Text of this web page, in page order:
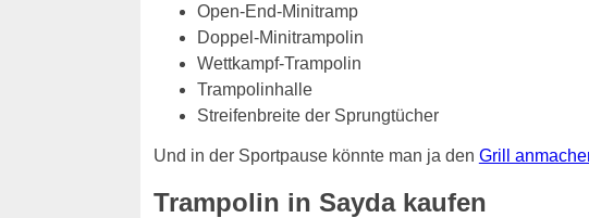
Open-End-Minitramp
Doppel-Minitrampolin
Wettkampf-Trampolin
Trampolinhalle
Streifenbreite der Sprungtücher
Und in der Sportpause könnte man ja den Grill
Trampolin in Sayda kaufen